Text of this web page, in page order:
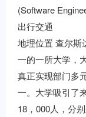
(Software
出行交通
地理位置 查尔斯
一的一所大学，
真正实现部门多
一。大学吸引了
18，000人，分